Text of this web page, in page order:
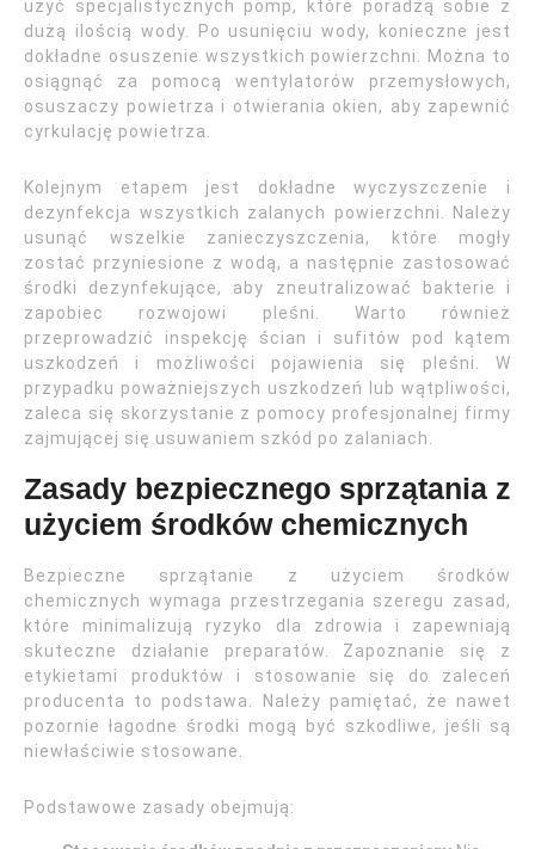
użyć specjalistycznych pomp, które poradzą sobie z
dużą ilością wody. Po usunięciu wody, konieczne jest
dokładne osuszenie wszystkich powierzchni. Można to
osiągnąć za pomocą wentylatorów przemysłowych,
osuszaczy powietrza i otwierania okien, aby zapewnić
cyrkulację powietrza.
Kolejnym etapem jest dokładne wyczyszczenie i
dezynfekcja wszystkich zalanych powierzchni. Należy
usunąć wszelkie zanieczyszczenia, które mogły
zostać przyniesione z wodą, a następnie zastosować
środki dezynfekujące, aby zneutralizować bakterie i
zapobiec rozwojowi pleśni. Warto również
przeprowadzić inspekcję ścian i sufitów pod kątem
uszkodzeń i możliwości pojawienia się pleśni. W
przypadku poważniejszych uszkodzeń lub wątpliwości,
zaleca się skorzystanie z pomocy profesjonalnej firmy
zajmującej się usuwaniem szkód po zalaniach.
Zasady bezpiecznego sprzątania z
użyciem środków chemicznych
Bezpieczne sprzątanie z użyciem środków
chemicznych wymaga przestrzegania szeregu zasad,
które minimalizują ryzyko dla zdrowia i zapewniają
skuteczne działanie preparatów. Zapoznanie się z
etykietami produktów i stosowanie się do zaleceń
producenta to podstawa. Należy pamiętać, że nawet
pozornie łagodne środki mogą być szkodliwe, jeśli są
niewłaściwie stosowane.
Podstawowe zasady obejmują: